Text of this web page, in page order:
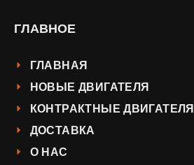
ГЛАВНОЕ
ГЛАВНАЯ
НОВЫЕ ДВИГАТЕЛЯ
КОНТРАКТНЫЕ ДВИГАТЕЛЯ
ДОСТАВКА
О НАС